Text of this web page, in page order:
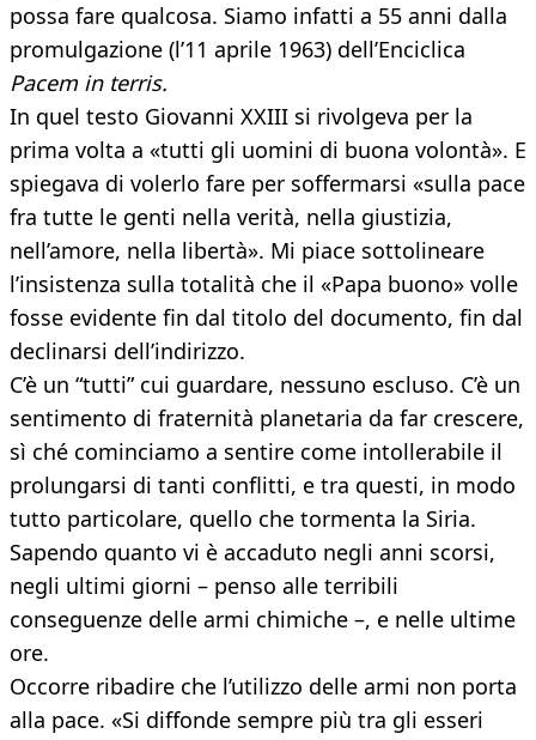
possa fare qualcosa. Siamo infatti a 55 anni dalla
promulgazione (l’11 aprile 1963) dell’Enciclica
Pacem in terris.
In quel testo Giovanni XXIII si rivolgeva per la
prima volta a «tutti gli uomini di buona volontà». E
spiegava di volerlo fare per soffermarsi «sulla pace
fra tutte le genti nella verità, nella giustizia,
nell’amore, nella libertà». Mi piace sottolineare
l’insistenza sulla totalità che il «Papa buono» volle
fosse evidente fin dal titolo del documento, fin dal
declinarsi dell’indirizzo.
C’è un “tutti” cui guardare, nessuno escluso. C’è un
sentimento di fraternità planetaria da far crescere,
sì ché cominciamo a sentire come intollerabile il
prolungarsi di tanti conflitti, e tra questi, in modo
tutto particolare, quello che tormenta la Siria.
Sapendo quanto vi è accaduto negli anni scorsi,
negli ultimi giorni – penso alle terribili
conseguenze delle armi chimiche –, e nelle ultime
ore.
Occorre ribadire che l’utilizzo delle armi non porta
alla pace. «Si diffonde sempre più tra gli esseri